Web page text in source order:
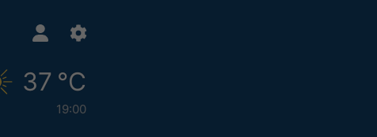
37 °C
19:00